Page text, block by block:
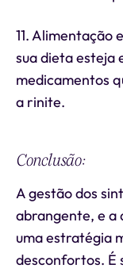
11. Alimentação
sua dieta esteja
medicamentos
a rinite.
Conclusão:
A gestão dos
abrangente, e a
uma estratégia
desconfortos. É